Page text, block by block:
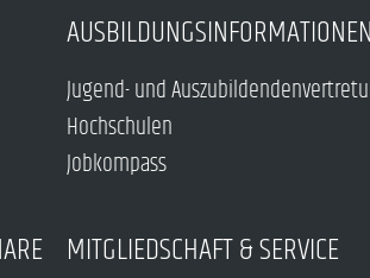
AUSBILDUNGSINFORMATIONEN
Jugend- und
Hochschulen
Jobkompass
MITGLIEDSCHAFT & SERVICE